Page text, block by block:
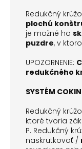
Redukčný
plochú
je možné ho
puzdre, v
UPOZORNENIE:
redukčného
SYSTÉM
Redukčný
ktoré tvoria
P. Redukčný
naskrutkovať /